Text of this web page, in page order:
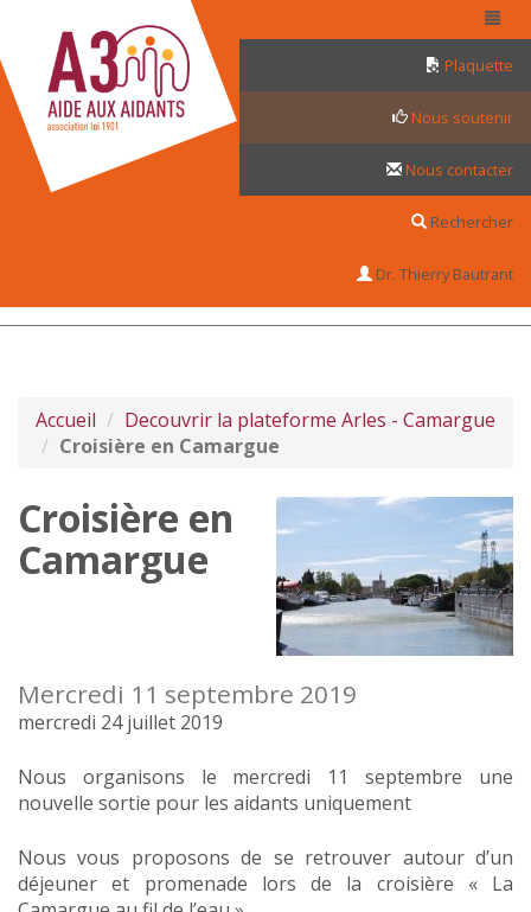
Plaquette
Nous soutenir
Nous contacter
Rechercher
Dr. Thierry Bautrant
Accueil
Decouvrir la plateforme Arles - Camargue
Croisière en Camargue
Croisière en
Camargue
Mercredi 11 septembre 2019
mercredi 24 juillet 2019
Nous organisons le mercredi 11 septembre une
nouvelle sortie pour les aidants uniquement
Nous vous proposons de se retrouver autour d’un
déjeuner et promenade lors de la croisière « La
Panneau de gestion des cookies